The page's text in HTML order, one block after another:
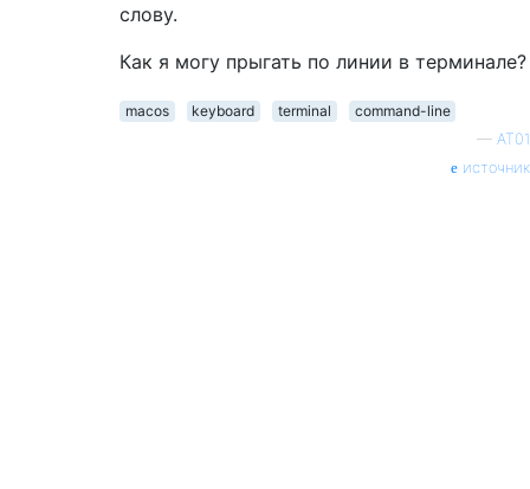
слову.
Как я могу прыгать по линии в терминале?
macos keyboard terminal
command-line
— AT01
источник